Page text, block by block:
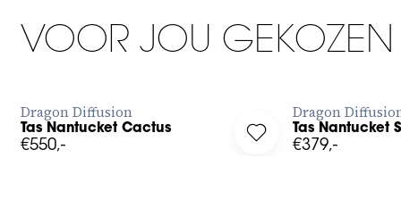
VOOR JOU GEKOZEN
in to add Tas Nantucket Cactus to your wishlist
BESTEL NU
Dragon Diffusion
Tas Nantucket Cactus
€550,- Log in to add Tas
Dragon
Tas Nantucket
€379,-